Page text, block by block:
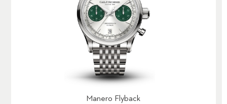
Manero Flyback